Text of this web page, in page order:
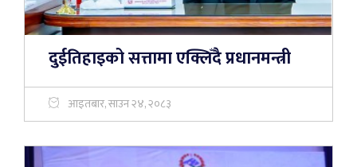
दुईतिहाइको सत्तामा एक्लिँदै प्रधानमन्त्री
आइतबार, साउन २४, २०८३